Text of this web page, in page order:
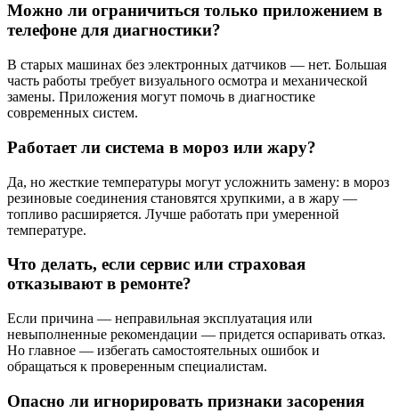
Можно ли ограничиться только приложением в
телефоне для диагностики?
В старых машинах без электронных датчиков — нет. Большая
часть работы требует визуального осмотра и механической
замены. Приложения могут помочь в диагностике
современных систем.
Работает ли система в мороз или жару?
Да, но жесткие температуры могут усложнить замену: в мороз
резиновые соединения становятся хрупкими, а в жару —
топливо расширяется. Лучше работать при умеренной
температуре.
Что делать, если сервис или страховая
отказывают в ремонте?
Если причина — неправильная эксплуатация или
невыполненные рекомендации — придется оспаривать отказ.
Но главное — избегать самостоятельных ошибок и
обращаться к проверенным специалистам.
Опасно ли игнорировать признаки засорения